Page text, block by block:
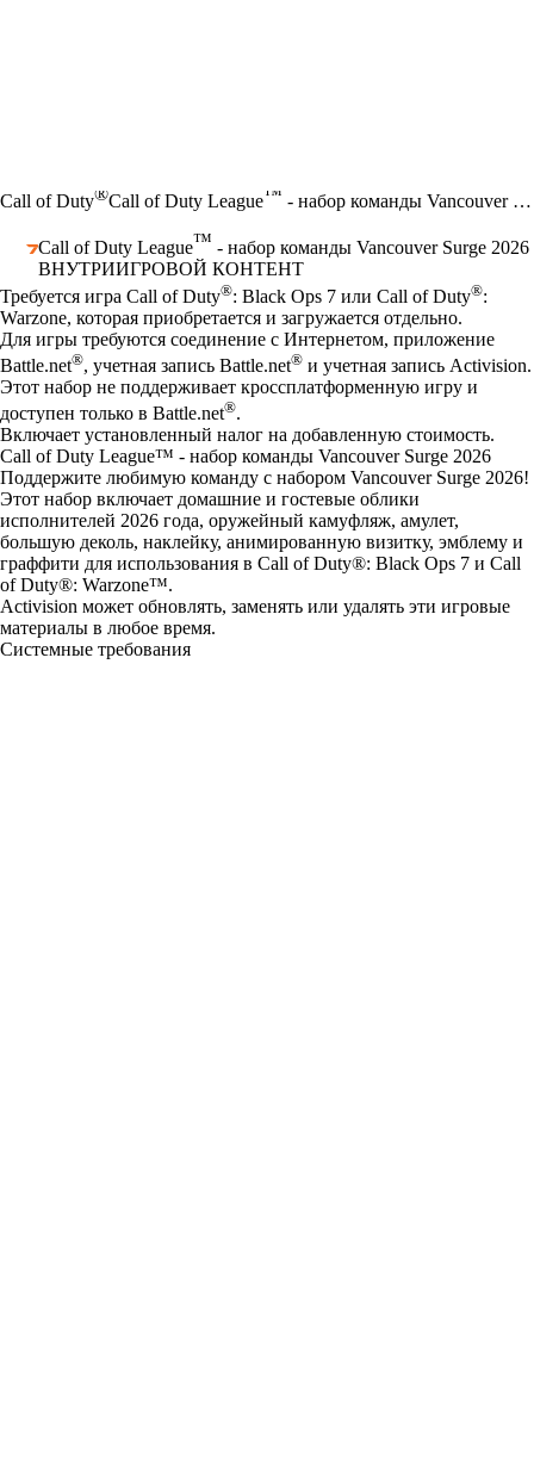
Call of Duty®Call of Duty League™ - набор команды Vancouver Surge 2026
Call of Duty League™ - набор команды Vancouver Surge 2026
ВНУТРИИГРОВОЙ КОНТЕНТ
Цена
Available actions
Требуется игра Call of Duty®: Black Ops 7 или Call of Duty®:
Warzone, которая приобретается и загружается отдельно.
Для игры требуются соединение с Интернетом, приложение
Battle.net®, учетная запись Battle.net® и учетная запись Activision.
Этот набор не поддерживает кроссплатформенную игру и
доступен только в Battle.net®.
Включает установленный налог на добавленную стоимость.
Call of Duty League™ - набор команды Vancouver Surge 2026
Поддержите любимую команду с набором Vancouver Surge 2026!
Этот набор включает домашние и гостевые облики
исполнителей 2026 года, оружейный камуфляж, амулет,
большую деколь, наклейку, анимированную визитку, эмблему и
граффити для использования в Call of Duty®: Black Ops 7 и Call
of Duty®: Warzone™.
Activision может обновлять, заменять или удалять эти игровые
материалы в любое время.
Системные требования